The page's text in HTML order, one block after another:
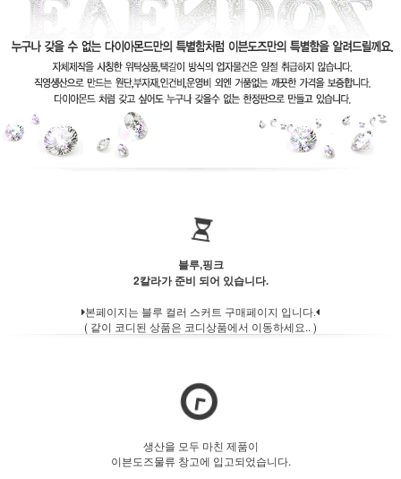
블루,핑크
2칼라가 준비 되어 있습니다.
본페이지는 블루 컬러 스커트 구매페이지 입니다.
( 같이 코디된 상품은 코디상품에서 이동하세요.. )
생산을 모두 마친 제품이
이븐도즈물류 창고에 입고되었습니다.